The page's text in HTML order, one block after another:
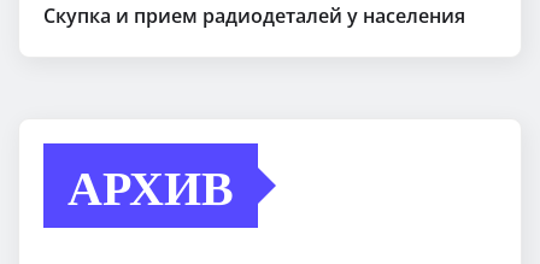
Скупка и прием радиодеталей у населения
АРХИВ